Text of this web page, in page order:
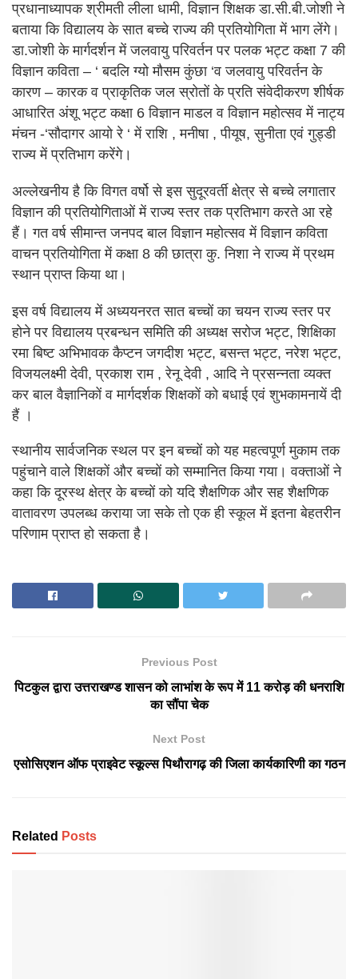
प्रधानाध्यापक श्रीमती लीला धामी, विज्ञान शिक्षक डा.सी.बी.जोशी ने
बताया कि विद्यालय के सात बच्चे राज्य की प्रतियोगिता में भाग लेंगे।
डा.जोशी के मार्गदर्शन में जलवायु परिवर्तन पर पलक भट्ट कक्षा 7 की
विज्ञान कविता – ‘ बदलि ग्यो मौसम कुंछा ‘व जलवायु परिवर्तन के
कारण – कारक व प्राकृतिक जल स्रोतों के प्रति संवेदीकरण शीर्षक
आधारित अंशू भट्ट कक्षा 6 विज्ञान माडल व विज्ञान महोत्सव में नाट्य
मंचन -‘सौदागर आयो रे ‘ में राशि , मनीषा , पीयूष, सुनीता एवं गुड्डी
राज्य में प्रतिभाग करेंगे।
अल्लेखनीय है कि विगत वर्षो से इस सुदूरवर्ती क्षेत्र से बच्चे लगातार
विज्ञान की प्रतियोगिताओं में राज्य स्तर तक प्रतिभाग करते आ रहे
हैं। गत वर्ष सीमान्त जनपद बाल विज्ञान महोत्सव में विज्ञान कविता
वाचन प्रतियोगिता में कक्षा 8 की छात्रा कु. निशा ने राज्य में प्रथम
स्थान प्राप्त किया था।
इस वर्ष विद्यालय में अध्ययनरत सात बच्चों का चयन राज्य स्तर पर
होने पर विद्यालय प्रबन्धन समिति की अध्यक्ष सरोज भट्ट, शिक्षिका
रमा बिष्ट अभिभावक कैप्टन जगदीश भट्ट, बसन्त भट्ट, नरेश भट्ट,
विजयलक्ष्मी देवी, प्रकाश राम , रेनू देवी , आदि ने प्रसन्नता व्यक्त
कर बाल वैज्ञानिकों व मार्गदर्शक शिक्षकों को बधाई एवं शुभकामनायें दी
हैं ।
स्थानीय सार्वजनिक स्थल पर इन बच्चों को यह महत्वपूर्ण मुकाम तक
पहुंचाने वाले शिक्षकों और बच्चों को सम्मानित किया गया। वक्ताओं ने
कहा कि दूरस्थ क्षेत्र के बच्चों को यदि शैक्षणिक और सह शैक्षणिक
वातावरण उपलब्ध कराया जा सके तो एक ही स्कूल में इतना बेहतरीन
परिणाम प्राप्त हो सकता है।
Previous Post
पिटकुल द्वारा उत्तराखण्ड शासन को लाभांश के रूप में 11 करोड़ की धनराशि
का सौंपा चेक
Next Post
एसोसिएशन ऑफ प्राइवेट स्कूल्स पिथौरागढ़ की जिला कार्यकारिणी का गठन
Related Posts